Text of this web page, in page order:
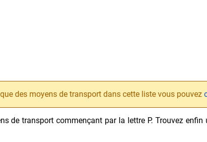
des moyens de transport dans cette liste vous pouvez
de transport commençant par la lettre P. Trouvez